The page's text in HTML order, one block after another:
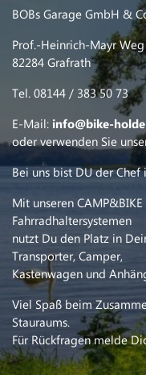
BOBs Garage GmbH &
Prof.-Heinrich-Mayr
82284 Grafrath
Tel. 08144 / 383 50 73
E-Mail: info@bike-
oder verwenden Sie
Bei uns bist DU der
Mit unseren
Fahrradhaltersystemen
nutzt Du den Platz in
Transporter, Camper,
Kastenwagen und
Viel Spaß beim
Stauraums.
Für Rückfragen melde